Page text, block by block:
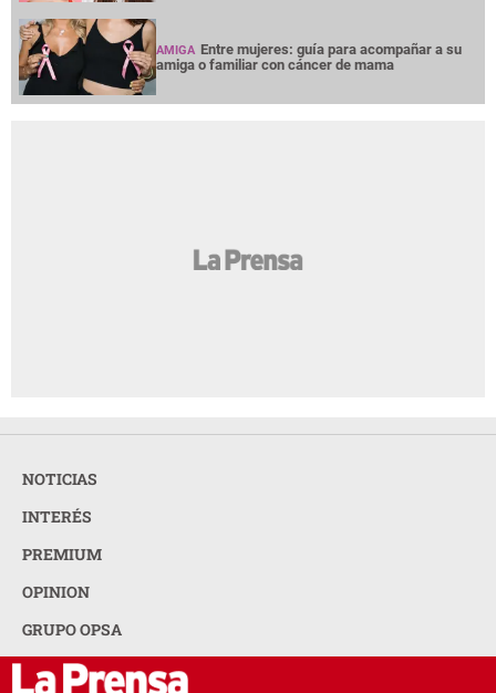
AMIGA Entre mujeres: guía para acompañar a su
amiga o familiar con cáncer de mama
NOTICIAS
INTERÉS
PREMIUM
OPINION
GRUPO OPSA